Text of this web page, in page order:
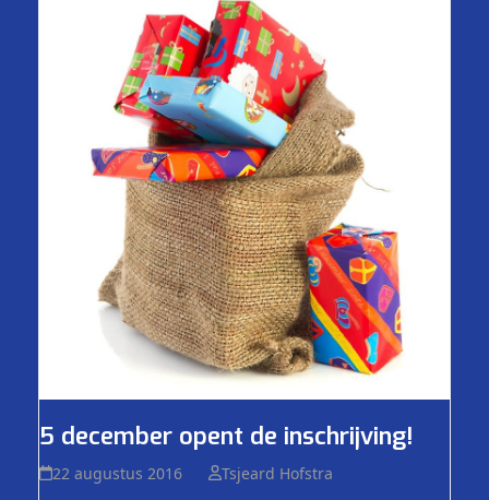
5 december opent de inschrijving!
22 augustus 2016 Tsjeard Hofstra